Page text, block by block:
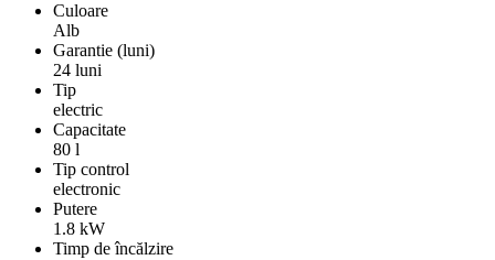
Culoare
Alb
Garantie (luni)
24 luni
Tip
electric
Capacitate
80 l
Tip control
electronic
Putere
1.8 kW
Timp de încălzire